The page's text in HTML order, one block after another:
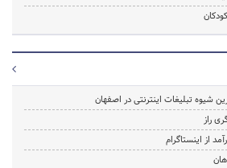
شیوه تبلیغات اینترنتی در اصفهان
راز
از اینستاگرام